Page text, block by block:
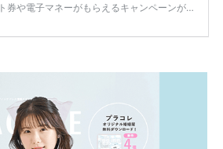
券や電子マネーがもらえるキャンペーンがあ
較せずに選ぶと損をしてしまうことも……。
？」「プラコレの特典は？」といった疑問も
ます。 まずは診断で候補を絞れる「ウェディ
ング診断」か、体験型 […]続きを読む